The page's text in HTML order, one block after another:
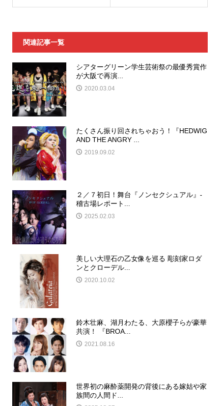
関連記事一覧
シアターグリーン学生芸術祭の最優秀賞作
が大阪で再演...
2020.03.04
たくさん振り回されちゃおう！『HEDWIG
AND THE ANGRY ...
2019.09.02
２／７初日！舞台『ノンセクシュアル』-
稽古場レポート...
2025.02.03
美しい大理石の乙女像を巡る 彫刻家ロダ
ンとクローデル...
2020.10.02
鈴木壮麻、湖月わたる、大原櫻子らが豪華
共演！ 『BROA...
2021.08.16
世界初の麻酔薬開発の背後にある嫁姑や家
族間の人間ド...